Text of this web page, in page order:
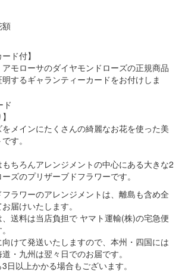
額
ド付】
モローサのダイヤモンドローズの正規商品
するギャランティーカードをお付けしま
メインにたくさんの綺麗なお花を使った美
す。
ちろんアレンジメントの中心にある大きな2
ズのプリザーブドフラワーです。
ラワーのアレンジメントは、離島も含め全
届けいたします。
送料は当店負担で ヤマト運輸(株)の宅急便
けて発送いたしますので、本州・四国には
・九州は翌々日でのお届です。
日以上かかる場合もございます。